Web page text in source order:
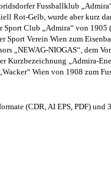
Fussballklub
Rot-Gelb, wurde aber kurz
Sport Club „Admira“ von
Sport Verein Wien zum
„NEWAG-NIOGAS“, dem
Kurzbezeichnung „Admira-
Wien von 1908 zum
(CDR, AI EPS, PDF) und